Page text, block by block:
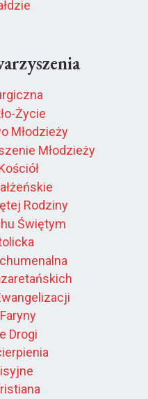
Życie
Młodzieży
Młodzieży
Rodziny
Świętym
Drogi